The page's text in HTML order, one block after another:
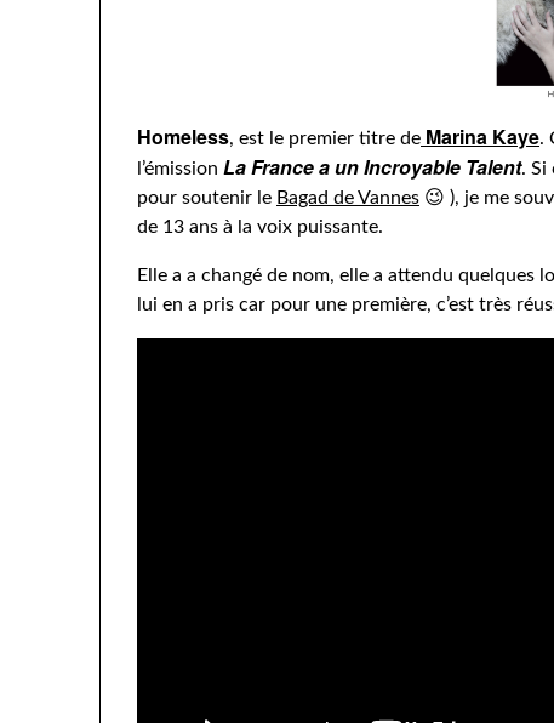
Homeless, est le premier titre de Marina Kaye.
l’émission La France a un Incroyable Talent. Si
pour soutenir le Bagad de Vannes 😉 ), je me
de 13 ans à la voix puissante.
Elle a a changé de nom, elle a attendu
lui en a pris car pour une première, c’est très